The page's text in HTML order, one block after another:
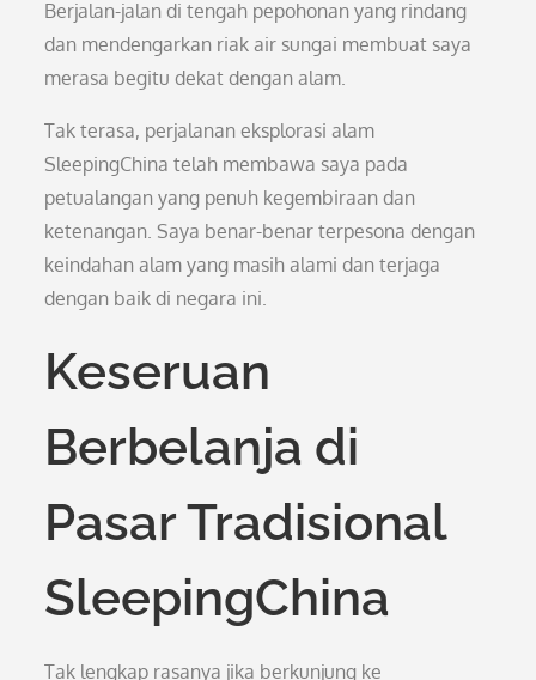
Berjalan-jalan di tengah pepohonan yang rindang
dan mendengarkan riak air sungai membuat saya
merasa begitu dekat dengan alam.
Tak terasa, perjalanan eksplorasi alam
SleepingChina telah membawa saya pada
petualangan yang penuh kegembiraan dan
ketenangan. Saya benar-benar terpesona dengan
keindahan alam yang masih alami dan terjaga
dengan baik di negara ini.
Keseruan
Berbelanja di
Pasar Tradisional
SleepingChina
Tak lengkap rasanya jika berkunjung ke